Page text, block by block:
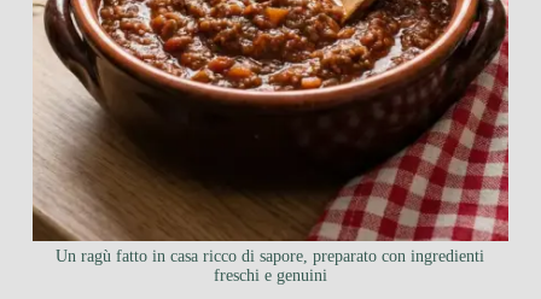
Un ragù fatto in casa ricco di sapore, preparato con ingredienti
freschi e genuini